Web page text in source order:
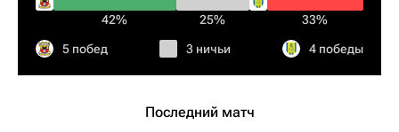
42% 25% 33%
5 побед 3 ничьи 4 победы
Последний матч